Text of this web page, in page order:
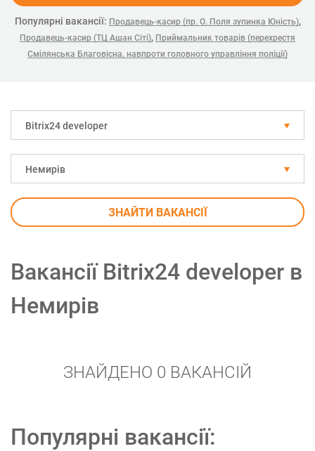
Популярні вакансії: Продавець-касир (пр. О. Поля зупинка Юність),
Продавець-касир (ТЦ Ашан Сіті), Приймальник товарів (перехрестя
Смілянська Благовісна, навпроти головного управління поліції)
Bitrix24 developer
Немирів
ЗНАЙТИ ВАКАНСІЇ
Вакансії Bitrix24 developer в
Немирів
ЗНАЙДЕНО 0 ВАКАНСІЙ
Популярні вакансії: